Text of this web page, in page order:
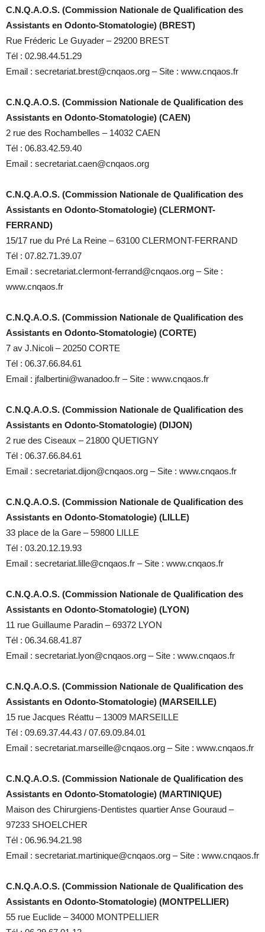
C.N.Q.A.O.S. (Commission Nationale de Qualification des
Assistants en Odonto-Stomatologie) (BREST)
Rue Fréderic Le Guyader – 29200 BREST
Tél : 02.98.44.51.29
Email : secretariat.brest@cnqaos.org – Site : www.cnqaos.fr
C.N.Q.A.O.S. (Commission Nationale de Qualification des
Assistants en Odonto-Stomatologie) (CAEN)
2 rue des Rochambelles – 14032 CAEN
Tél : 06.83.42.59.40
Email : secretariat.caen@cnqaos.org
C.N.Q.A.O.S. (Commission Nationale de Qualification des
Assistants en Odonto-Stomatologie) (CLERMONT-
FERRAND)
15/17 rue du Pré La Reine – 63100 CLERMONT-FERRAND
Tél : 07.82.71.39.07
Email : secretariat.clermont-ferrand@cnqaos.org – Site :
www.cnqaos.fr
C.N.Q.A.O.S. (Commission Nationale de Qualification des
Assistants en Odonto-Stomatologie) (CORTE)
7 av J.Nicoli – 20250 CORTE
Tél : 06.37.66.84.61
Email : jfalbertini@wanadoo.fr – Site : www.cnqaos.fr
C.N.Q.A.O.S. (Commission Nationale de Qualification des
Assistants en Odonto-Stomatologie) (DIJON)
2 rue des Ciseaux – 21800 QUETIGNY
Tél : 06.37.66.84.61
Email : secretariat.dijon@cnqaos.org – Site : www.cnqaos.fr
C.N.Q.A.O.S. (Commission Nationale de Qualification des
Assistants en Odonto-Stomatologie) (LILLE)
33 place de la Gare – 59800 LILLE
Tél : 03.20.12.19.93
Email : secretariat.lille@cnqaos.fr – Site : www.cnqaos.fr
C.N.Q.A.O.S. (Commission Nationale de Qualification des
Assistants en Odonto-Stomatologie) (LYON)
11 rue Guillaume Paradin – 69372 LYON
Tél : 06.34.68.41.87
Email : secretariat.lyon@cnqaos.org – Site : www.cnqaos.fr
C.N.Q.A.O.S. (Commission Nationale de Qualification des
Assistants en Odonto-Stomatologie) (MARSEILLE)
15 rue Jacques Réattu – 13009 MARSEILLE
Tél : 09.69.37.44.43 / 07.69.09.84.01
Email : secretariat.marseille@cnqaos.org – Site : www.cnqaos.fr
C.N.Q.A.O.S. (Commission Nationale de Qualification des
Assistants en Odonto-Stomatologie) (MARTINIQUE)
Maison des Chirurgiens-Dentistes quartier Anse Gouraud –
97233 SHOELCHER
Tél : 06.96.94.21.98
Email : secretariat.martinique@cnqaos.org – Site : www.cnqaos.fr
C.N.Q.A.O.S. (Commission Nationale de Qualification des
Assistants en Odonto-Stomatologie) (MONTPELLIER)
55 rue Euclide – 34000 MONTPELLIER